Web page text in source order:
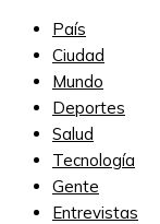
País
Ciudad
Mundo
Deportes
Salud
Tecnología
Gente
Entrevistas